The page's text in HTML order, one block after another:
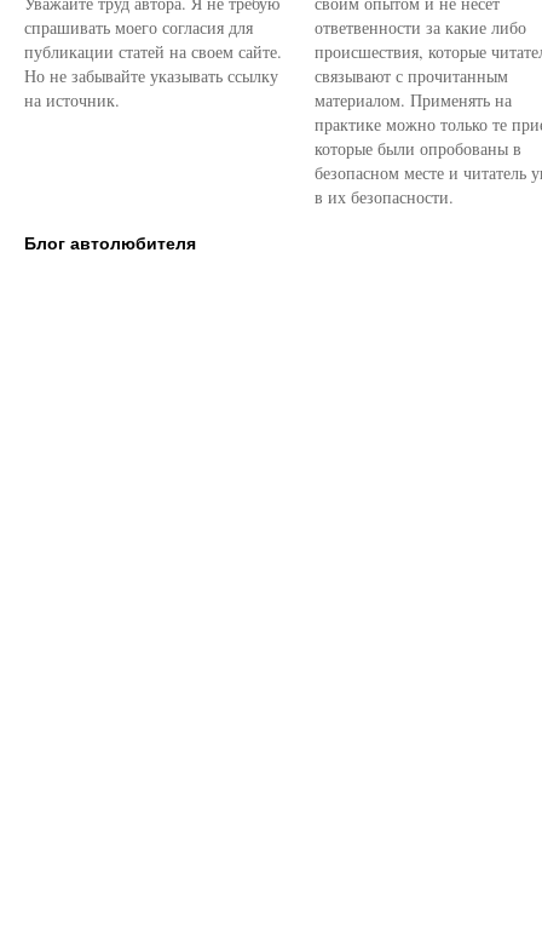
спрашивать моего согласия для
публикации статей на своем сайте.
Но не забывайте указывать ссылку
на источник.
ответвенности за какие либо
происшествия, которые
связывают с прочитанным
материалом. Применять на
практике можно только те
которые были опробованы в
безопасном месте и читатель
в их безопасности.
Блог автолюбителя